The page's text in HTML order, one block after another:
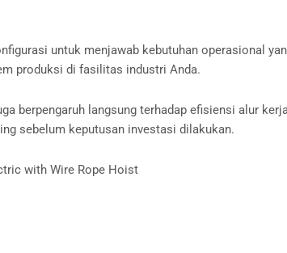
untuk menjawab kebutuhan operasional
produksi di fasilitas industri Anda.
berpengaruh langsung terhadap efisiensi alur
sebelum keputusan investasi dilakukan.
with Wire Rope Hoist